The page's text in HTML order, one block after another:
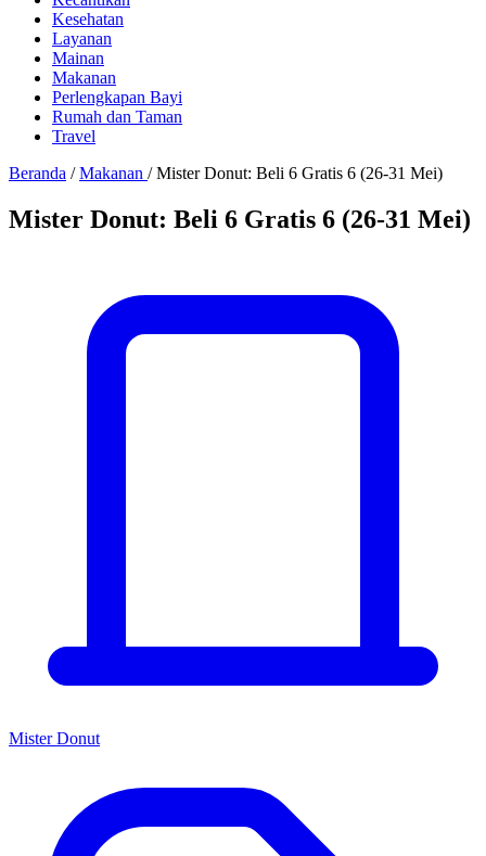
Kesehatan
Layanan
Mainan
Makanan
Perlengkapan Bayi
Rumah dan Taman
Travel
Beranda / Makanan / Mister Donut: Beli 6 Gratis 6 (26-31 Mei)
Mister Donut: Beli 6 Gratis 6 (26-31 Mei)
Mister Donut